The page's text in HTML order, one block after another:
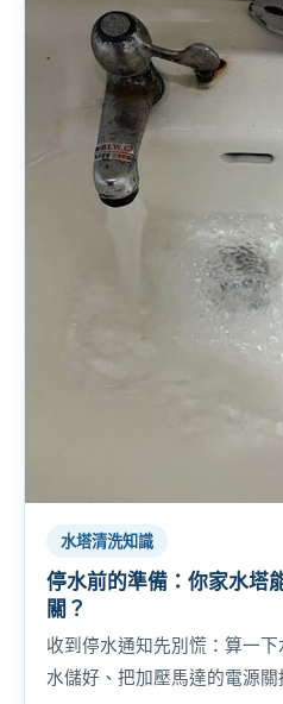
水塔清洗知識
停水前的準備：你家水塔
關？
收到停水通知先別慌：算一
水儲好、把加壓馬達的電源